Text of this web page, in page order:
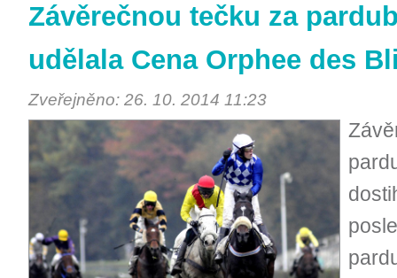
Závěrečnou tečku za
udělala Cena Orphee des
Zveřejněno: 26. 10. 2014 11:23